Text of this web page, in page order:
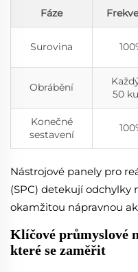
Fáze
Surovina
Obrábění
50
Konečné
sestavení
Nástrojové panely pro
(SPC) detekují odchylky
okamžitou nápravnou
Klíčové průmyslové
které se zaměřit